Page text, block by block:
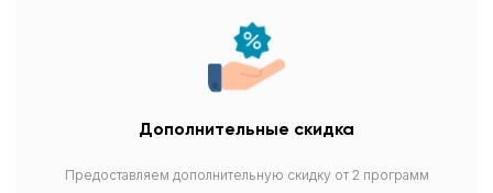
Дополнительные скидка
Предоставляем дополнительную скидку от 2 программ